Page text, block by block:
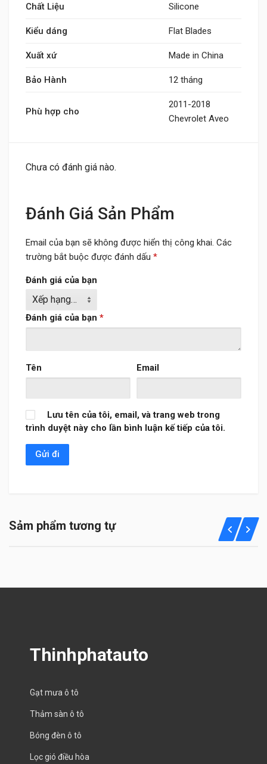
Chất Liệu Silicone
Kiểu dáng Flat Blades
Xuất xứ Made in China
Bảo Hành 12 tháng
Phù hợp cho
2011-2018
Chevrolet Aveo
Chưa có đánh giá nào.
Đánh Giá Sản Phẩm
Email của bạn sẽ không được hiển thị công khai. Các
trường bắt buộc được đánh dấu *
Đánh giá của bạn
Đánh giá của bạn *
Tên Email
Lưu tên của tôi, email, và trang web trong
trình duyệt này cho lần bình luận kế tiếp của tôi.
Sảm phẩm tương tự
Thinhphatauto
Gạt mưa ô tô
Thảm sàn ô tô
Bóng đèn ô tô
Lọc gió điều hòa